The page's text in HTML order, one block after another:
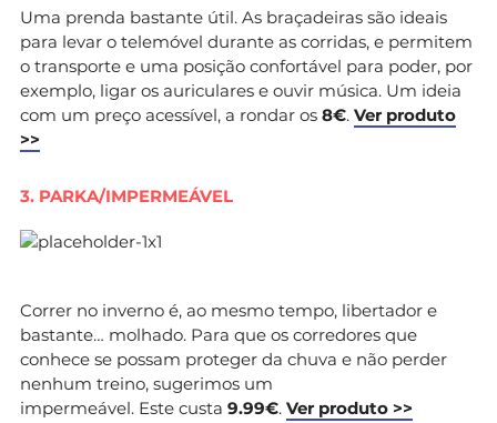
Uma prenda bastante útil. As braçadeiras são ideais
para levar o telemóvel durante as corridas, e permitem
o transporte e uma posição confortável para poder, por
exemplo, ligar os auriculares e ouvir música. Um ideia
com um preço acessível, a rondar os 8€. Ver produto
>>
3. PARKA/IMPERMEÁVEL
Correr no inverno é, ao mesmo tempo, libertador e
bastante… molhado. Para que os corredores que
conhece se possam proteger da chuva e não perder
nenhum treino, sugerimos um
impermeável. Este custa 9.99€. Ver produto >>